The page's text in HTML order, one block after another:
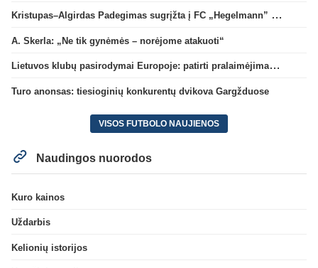
Kristupas–Algirdas Padegimas sugrįžta į FC „Hegelmann” B sudėtį
A. Skerla: „Ne tik gynėmės – norėjome atakuoti“
Lietuvos klubų pasirodymai Europoje: patirti pralaimėjimai Kroatijos atstovams
Turo anonsas: tiesioginių konkurentų dvikova Gargžduose
VISOS FUTBOLO NAUJIENOS
Naudingos nuorodos
Kuro kainos
Uždarbis
Kelionių istorijos